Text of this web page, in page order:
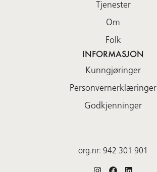
Tjenester
Om
Folk
INFORMASJON
Kunngjøringer
Personvernerklæringer
Godkjenninger
org.nr: 942 301 901